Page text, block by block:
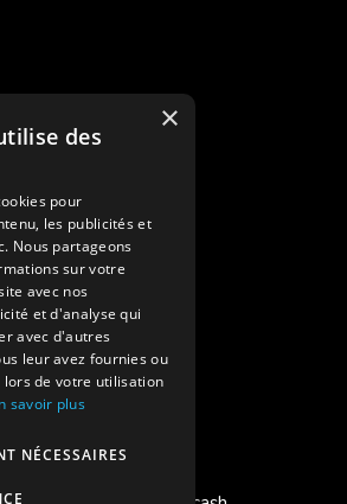
vacances inclusives
pour partir en colonie
Adulte Supernova
acceptés
×
des
pour
les publicités et
Nous partageons
sur votre
avec nos
et d'analyse qui
avec d'autres
leur avez fournies ou
de votre utilisation
savoir plus
NÉCESSAIRES